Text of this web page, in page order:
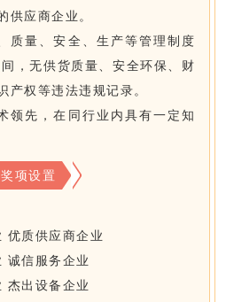
的供应商企业。
质量、安全、生产等管理制度
，无供货质量、安全环保、财
识产权等违法违规记录。
领先，在同行业内具有一定知
奖项设置
优质供应商企业
诚信服务企业
杰出设备企业